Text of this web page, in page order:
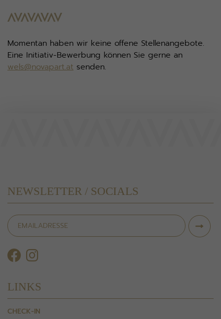
Momentan haben wir keine offene Stellenangebote.
Eine Initiativ-Bewerbung können Sie gerne an
wels@novapart.at senden.
NEWSLETTER / SOCIALS
LINKS
CHECK-IN